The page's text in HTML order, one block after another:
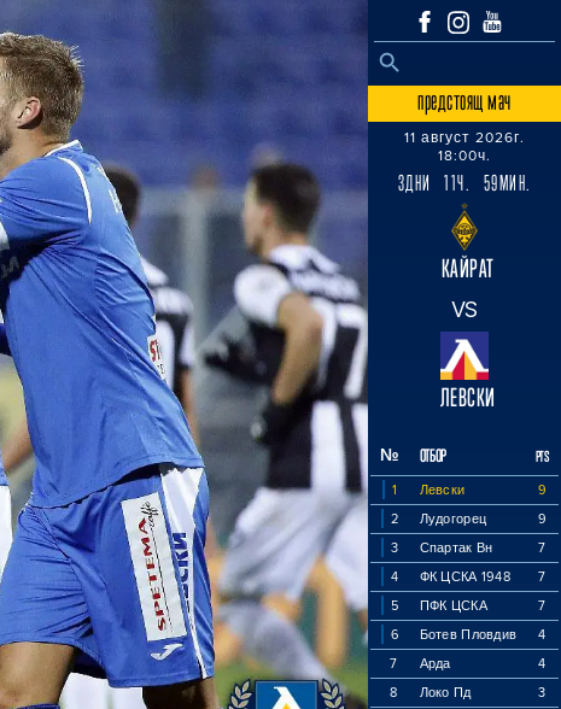
Search
SEARCH BUTTON
предстоящ мач
11 август 2026г.
18:00ч.
3ДНИ 11Ч. 59МИН.
КАЙРАТ
VS
ЛЕВСКИ
№ ОТБОР PTS
1 Левски
9
2
Лудогорец
9
3
Спартак Вн
7
4
ФК ЦСКА 1948
7
5
ПФК ЦСКА
7
6
Ботев Пловдив
4
7
Арда
4
8
Локо Пд
3